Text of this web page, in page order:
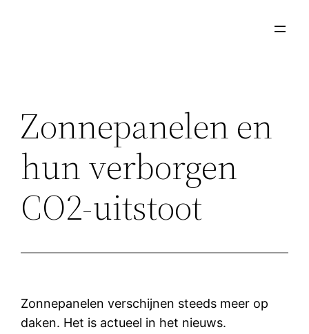
Zonnepanelen en
hun verborgen
CO2-uitstoot
Zonnepanelen verschijnen steeds meer op
daken. Het is actueel in het nieuws.